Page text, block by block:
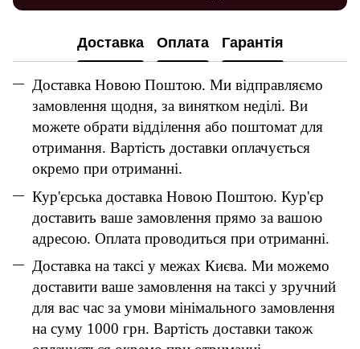
Доставка Оплата Гарантія
Доставка Новою Поштою. Ми відправляємо
замовлення щодня, за винятком неділі. Ви
можете обрати відділення або поштомат для
отримання. Вартість доставки оплачується
окремо при отриманні.
Кур'єрська доставка Новою Поштою. Кур'єр
доставить ваше замовлення прямо за вашою
адресою. Оплата проводиться при отриманні.
Доставка на таксі у межах Києва. Ми можемо
доставити ваше замовлення на таксі у зручний
для вас час за умови мінімального замовлення
на суму 1000 грн. Вартість доставки також